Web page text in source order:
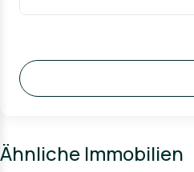
- 7.3 km to the university
- 2+1 apartments
- 3+1 apartments
Each apartment is equipped
- Stores on the complex
Ähnliche Immobilien